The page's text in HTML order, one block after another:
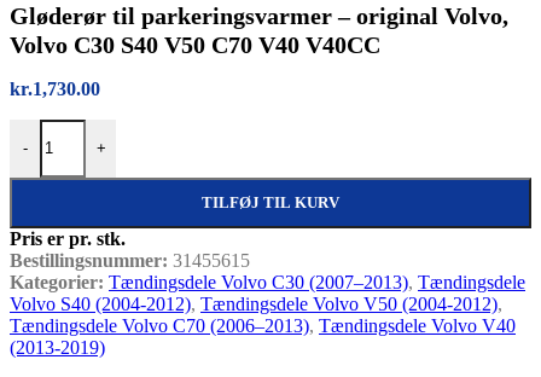
Gløderør til parkeringsvarmer – original Volvo,
Volvo C30 S40 V50 C70 V40 V40CC
kr.1,730.00
-
Gløderør til parkeringsvarmer – original Volvo, Volvo C30 S40
+
TILFØJ TIL KURV
Pris er pr. stk.
Bestillingsnummer: 31455615
Kategorier: Tændingsdele Volvo C30 (2007–2013), Tændingsdele
Volvo S40 (2004-2012), Tændingsdele Volvo V50 (2004-2012),
Tændingsdele Volvo C70 (2006–2013), Tændingsdele Volvo V40
(2013-2019)